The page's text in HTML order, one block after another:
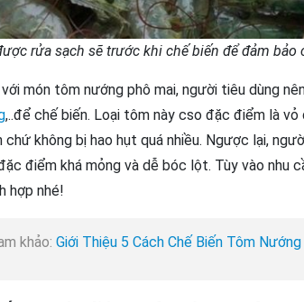
rửa sạch sẽ trước khi chế biến để đảm
món tôm nướng phô mai, người tiêu dùng
,..để chế biến. Loại tôm này cso đặc điểm là
chứ không bị hao hụt quá nhiều. Ngược lại,
điểm khá mỏng và dễ bóc lột. Tùy vào nhu
hợp nhé!
khảo: Giới Thiệu 5 Cách Chế Biến Tôm